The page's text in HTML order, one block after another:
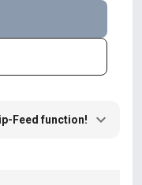
Feed function!